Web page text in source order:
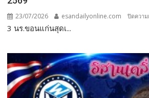
23/07/2026 esandailyonline.com ปิดความ
3 นร.ขอนแก่นสุดเ...